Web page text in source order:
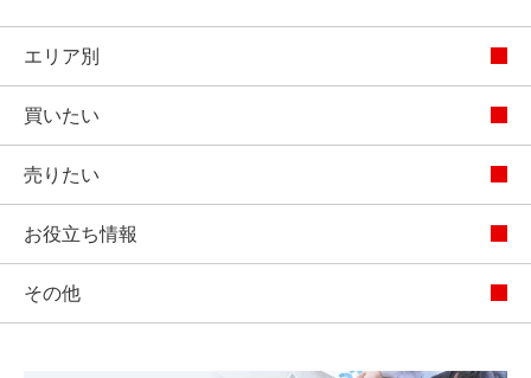
エリア別
買いたい
売りたい
お役立ち情報
その他